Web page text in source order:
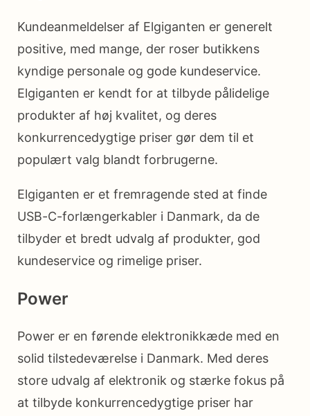
Kundeanmeldelser af Elgiganten er generelt
positive, med mange, der roser butikkens
kyndige personale og gode kundeservice.
Elgiganten er kendt for at tilbyde pålidelige
produkter af høj kvalitet, og deres
konkurrencedygtige priser gør dem til et
populært valg blandt forbrugerne.
Elgiganten er et fremragende sted at finde
USB-C-forlængerkabler i Danmark, da de
tilbyder et bredt udvalg af produkter, god
kundeservice og rimelige priser.
Power
Power er en førende elektronikkæde med en
solid tilstedeværelse i Danmark. Med deres
store udvalg af elektronik og stærke fokus på
at tilbyde konkurrencedygtige priser har